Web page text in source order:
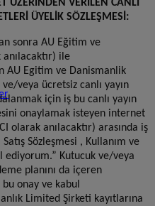
ÜZERİNDEN VERİLEN CANLI
ÜYELİK SÖZLEŞMESİ:
sonra AU Eğitim ve
ile
AU Egitim ve Danismanlik
veya ücretsiz canlı yayın
için iş bu canlı yayın
onaylamak isteyen internet
olarak anılacaktır) arasında iş
Sözleşmesi , Kullanım ve
ediyorum.” Kutucuk ve/veya
planını da içeren
onay ve kabul
Limited Şirketi kayıtlarına